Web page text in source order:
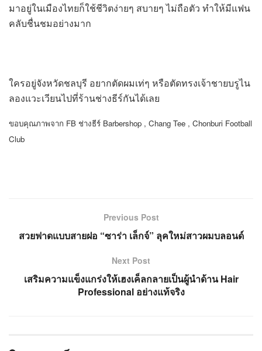
มาอยู่ในเมืองไทยก็ใช้ชีวิตง่ายๆ สบายๆ ไม่ถือตัว ทำให้มีแฟน
คลับชื่นชมอย่างมาก
ใครอยู่จังหวัดชลบุรี อยากตัดผมเท่ๆ หรือตัดทรงเจ้าชายบรูไน
ลองแวะเวียนไปที่ร้านช่างธีร์กันได้เลย
ขอบคุณภาพจาก FB ช่างธีร์ Barbershop , Chang Tee , Chonburi Football
Club
Previous Post
สวยฟาดแบบสายฝอ “ซาร่า เล็กจ์” ลุคใหม่สาวผมบลอนด์
Next Post
เสริมความแข็งแกร่งให้เฮงเค็ลกลายเป็นผู้นำด้าน Hair
Professional อย่างแท้จริง